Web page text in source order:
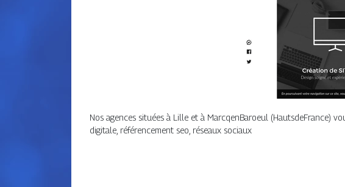
Nos agences situées à Lille et à MarcqenBaroeul (HautsdeFrance)
digitale, référencement seo, réseaux sociaux